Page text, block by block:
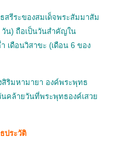
สรีระของสมเด็จพระสัมมาสัม
น) ถือเป็นวันสำคัญใน
เดือนวิสาขะ (เดือน 6 ของ
ริมหามายา องค์พระพุทธ
คล้ายวันที่พระพุทธองค์เสวย
ประวัติ